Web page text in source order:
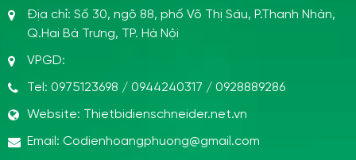
Địa chỉ: Số 30, ngõ 88, phố Võ Thị Sáu, P.Thanh Nhàn,
Q.Hai Bà Trưng, TP. Hà Nội
VPGD:
Tel: 0975123698 / 0944240317 / 0928889286
Website: Thietbidienschneider.net.vn
Email: Codienhoangphuong@gmail.com